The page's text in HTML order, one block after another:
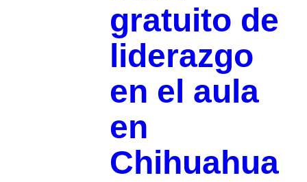
gratuito de
liderazgo
en el aula
en
Chihuahua